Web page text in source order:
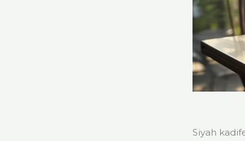
Siyah